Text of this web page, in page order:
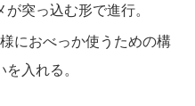
突っ込む形で進行。
におべっか使うための構
入れる。